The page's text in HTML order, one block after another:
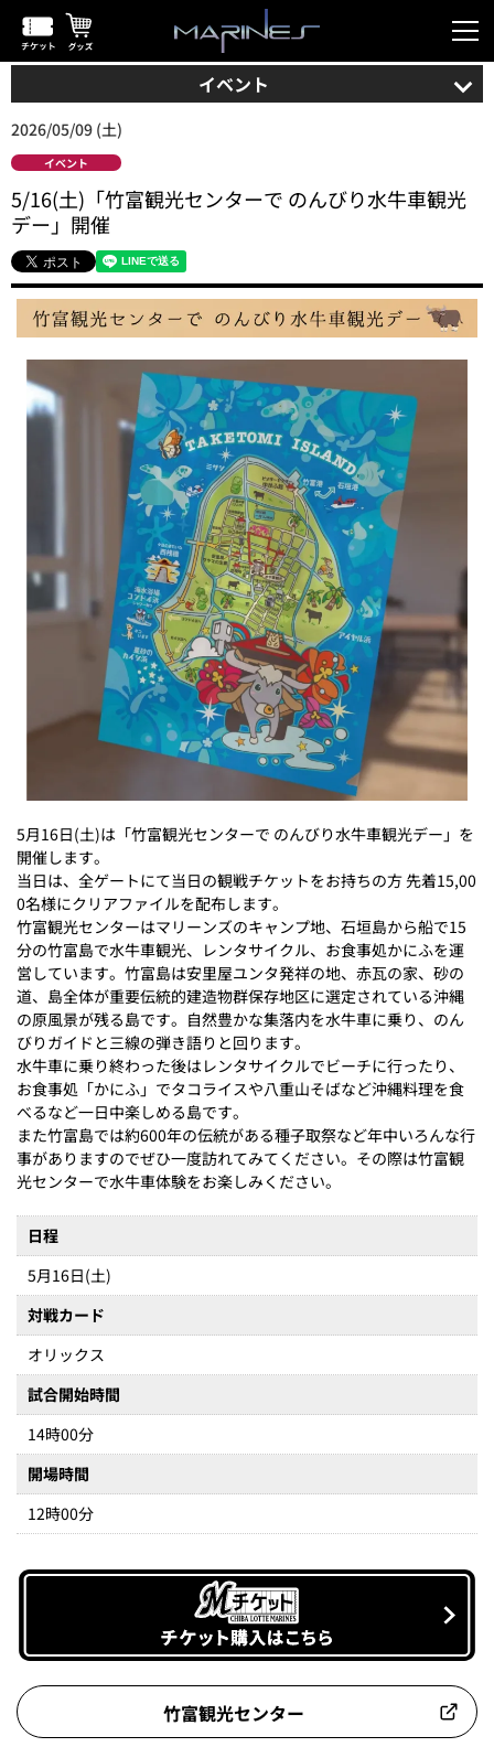
イベント
2026/05/09 (土)
イベント
5/16(土)「竹富観光センターで のんびり水牛車観光
デー」開催
5月16日(土)は「竹富観光センターで のんびり水牛車観光デー」を
開催します。
当日は、全ゲートにて当日の観戦チケットをお持ちの方 先着15,00
0名様にクリアファイルを配布します。
竹富観光センターはマリーンズのキャンプ地、石垣島から船で15
分の竹富島で水牛車観光、レンタサイクル、お食事処かにふを運
営しています。竹富島は安里屋ユンタ発祥の地、赤瓦の家、砂の
道、島全体が重要伝統的建造物群保存地区に選定されている沖縄
の原風景が残る島です。自然豊かな集落内を水牛車に乗り、のん
びりガイドと三線の弾き語りと回ります。
水牛車に乗り終わった後はレンタサイクルでビーチに行ったり、
お食事処「かにふ」でタコライスや八重山そばなど沖縄料理を食
べるなど一日中楽しめる島です。
また竹富島では約600年の伝統がある種子取祭など年中いろんな行
事がありますのでぜひ一度訪れてみてください。その際は竹富観
光センターで水牛車体験をお楽しみください。
日程
5月16日(土)
対戦カード
オリックス
試合開始時間
14時00分
開場時間
12時00分
竹富観光センター